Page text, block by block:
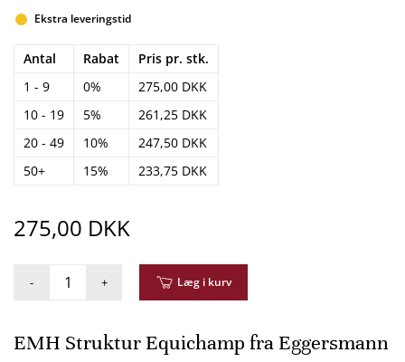
Ekstra leveringstid
Antal Rabat
Pris pr. stk.
1 - 9
0%
275,00 DKK
10 - 19
5%
261,25 DKK
20 - 49
10%
247,50 DKK
50+
15% 233,75 DKK
275,00 DKK
- + Læg i kurv
EMH Struktur Equichamp fra Eggersmann